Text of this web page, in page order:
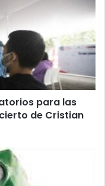
para las
de Cristian